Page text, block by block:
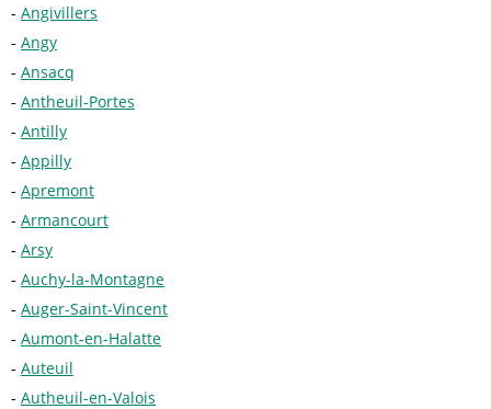
Angivillers
Angy
Ansacq
Antheuil-Portes
Antilly
Appilly
Apremont
Armancourt
Arsy
Auchy-la-Montagne
Auger-Saint-Vincent
Aumont-en-Halatte
Auteuil
Autheuil-en-Valois